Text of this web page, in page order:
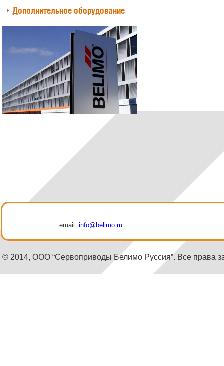
Дополнительное оборудование
email: info@belimo.ru
© 2014, ООО “Сервоприводы Белимо Руссия”. Все права